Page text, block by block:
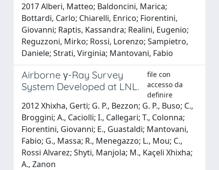
2017 Alberi, Matteo; Baldoncini, Marica;
Bottardi, Carlo; Chiarelli, Enrico; Fiorentini,
Giovanni; Raptis, Kassandra; Realini, Eugenio;
Reguzzoni, Mirko; Rossi, Lorenzo; Sampietro,
Daniele; Strati, Virginia; Mantovani, Fabio
Airborne γ-Ray Survey
System Developed at LNL.
file con
accesso da
definire
2012 Xhixha, Gerti; G. P., Bezzon; G. P., Buso; C.,
Broggini; A., Caciolli; I., Callegari; T., Colonna;
Fiorentini, Giovanni; E., Guastaldi; Mantovani,
Fabio; G., Massa; R., Menegazzo; L., Mou; C.,
Rossi Alvarez; Shyti, Manjola; M., Kaçeli Xhixha;
A., Zanon